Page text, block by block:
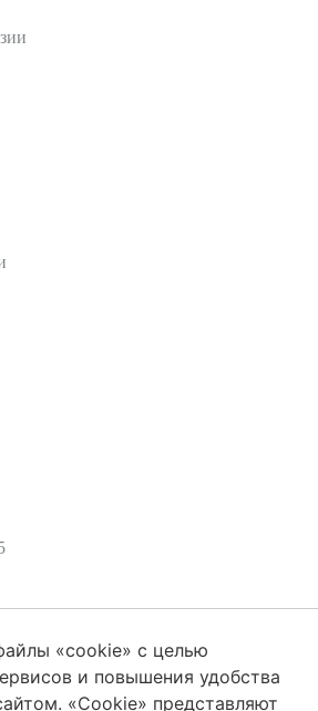
данных
«cookie» с целью
и повышения удобства
«Cookie» представляют